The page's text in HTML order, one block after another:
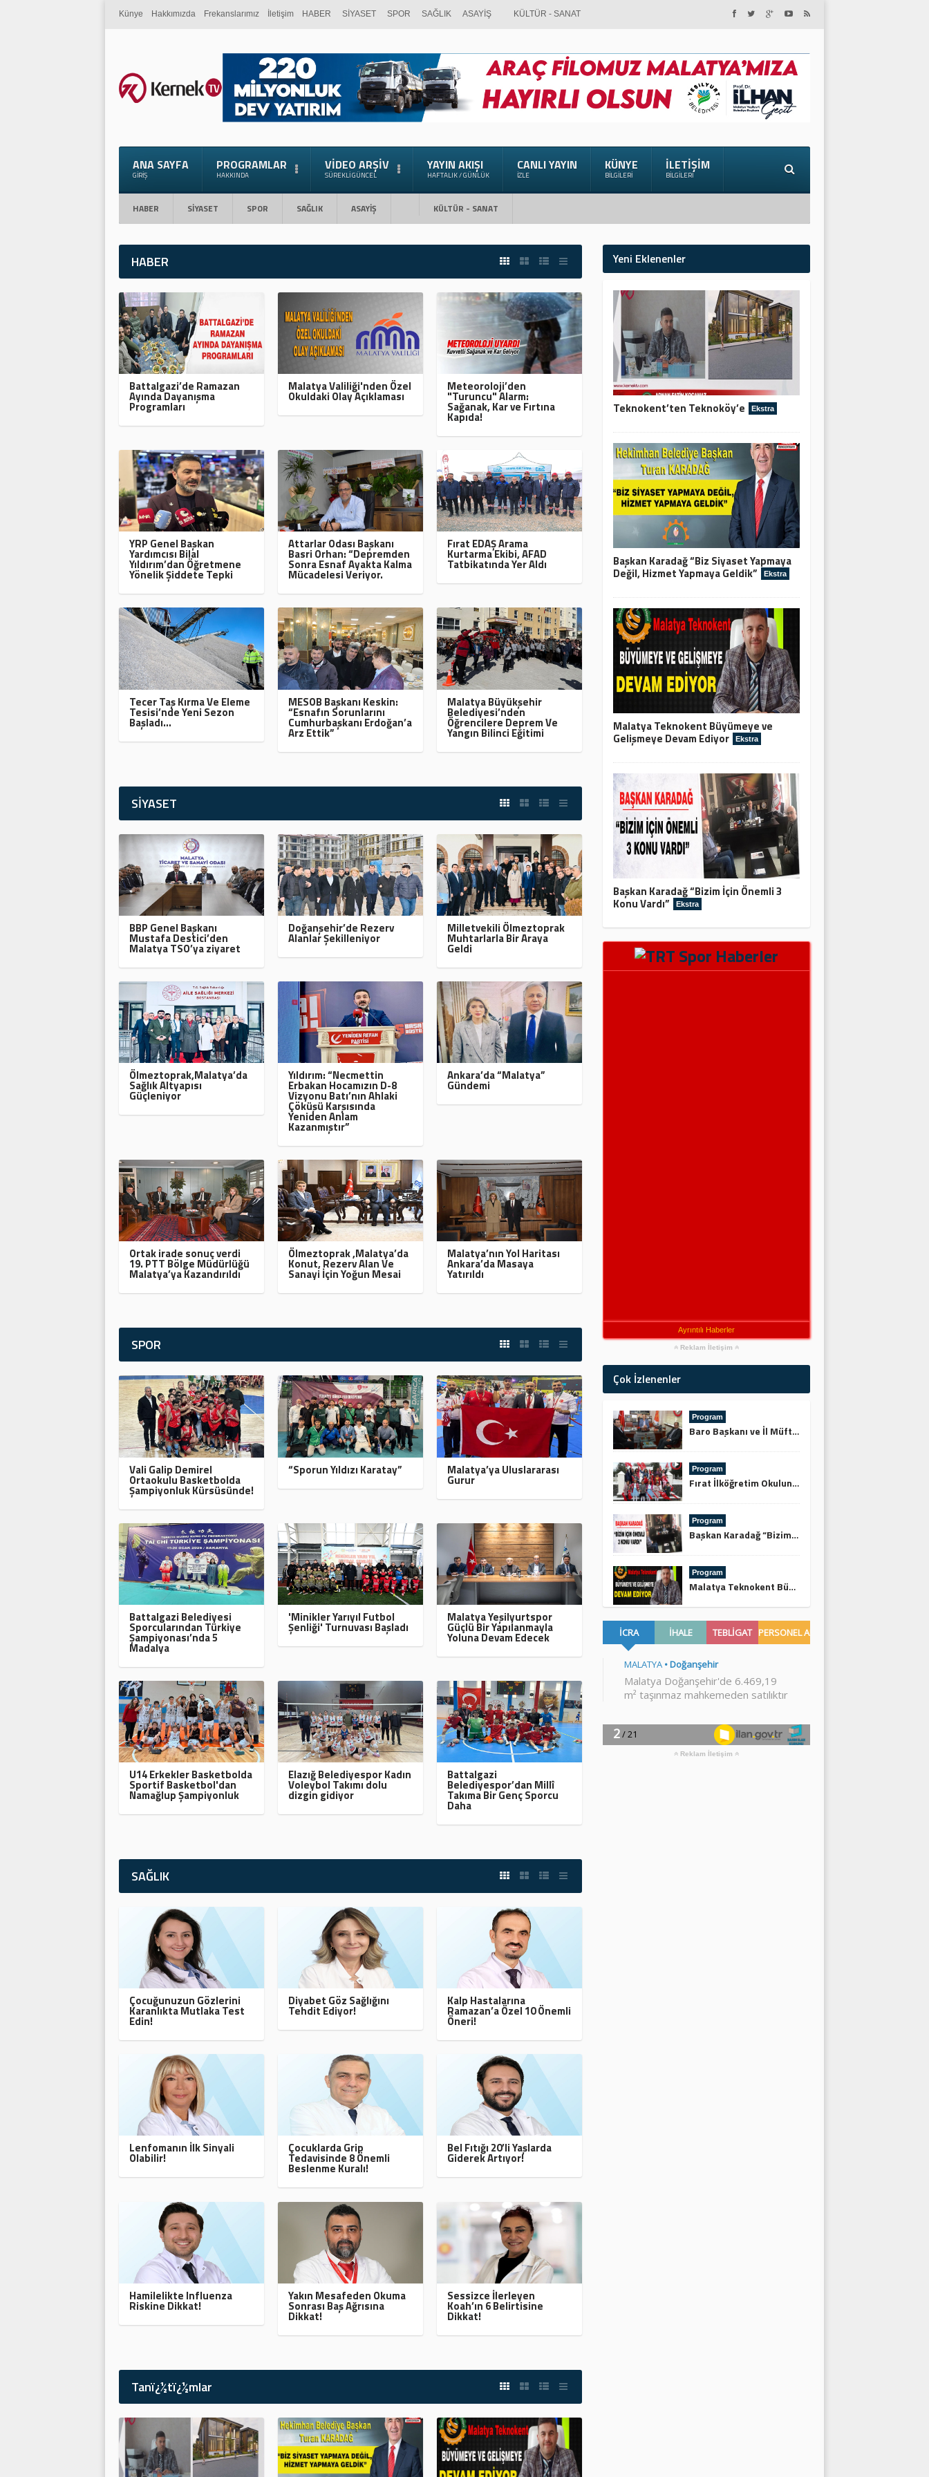
Künye Hakkımızda Frekanslarımız İletişim HABER SİYASET SPOR SAĞLIK ASAYİŞ KÜLTÜR - SANAT
ANA SAYFA
GIRIŞ
PROGRAMLAR
HAKKINDA
VIDEO ARŞIV
SÜREKLI GÜNCEL
YAYIN AKIŞI
HAFTALIK / GÜNLÜK
CANLI YAYIN
İZLE
KÜNYE
BILGILERI
İLETIŞIM
BILGILERI
HABER SİYASET SPOR SAĞLIK ASAYİŞ KÜLTÜR - SANAT
HABER
Battalgazi’de Ramazan
Ayında Dayanışma
Programları
Malatya Valiliği'nden Özel
Okuldaki Olay Açıklaması
Meteoroloji’den
"Turuncu" Alarm:
Sağanak, Kar ve Fırtına
Kapıda!
YRP Genel Başkan
Yardımcısı Bilal
Yıldırım’dan Öğretmene
Yönelik Şiddete Tepki
Attarlar Odası Başkanı
Basri Orhan: “Depremden
Sonra Esnaf Ayakta Kalma
Mücadelesi Veriyor.
Fırat EDAŞ Arama
Kurtarma Ekibi, AFAD
Tatbikatında Yer Aldı
Tecer Taş Kırma Ve Eleme
Tesisi’nde Yeni Sezon
Başladı…
MESOB Başkanı Keskin:
“Esnafın Sorunlarını
Cumhurbaşkanı Erdoğan’a
Arz Ettik”
Malatya Büyükşehir
Belediyesi’nden
Öğrencilere Deprem Ve
Yangın Bilinci Eğitimi
SİYASET
BBP Genel Başkanı
Mustafa Destici’den
Malatya TSO’ya ziyaret
Doğanşehir’de Rezerv
Alanlar Şekilleniyor
Milletvekili Ölmeztoprak
Muhtarlarla Bir Araya
Geldi
Ölmeztoprak,Malatya’da
Sağlık Altyapısı
Güçleniyor
Yıldırım: “Necmettin
Erbakan Hocamızın D-8
Vizyonu Batı’nın Ahlaki
Çöküşü Karşısında
Yeniden Anlam
Kazanmıştır”
Ankara’da “Malatya”
Gündemi
Ortak irade sonuç verdi
19. PTT Bölge Müdürlüğü
Malatya’ya Kazandırıldı
Ölmeztoprak ,Malatya’da
Konut, Rezerv Alan Ve
Sanayi İçin Yoğun Mesai
Malatya’nın Yol Haritası
Ankara’da Masaya
Yatırıldı
SPOR
Vali Galip Demirel
Ortaokulu Basketbolda
Şampiyonluk Kürsüsünde!
“Sporun Yıldızı Karatay” Malatya’ya Uluslararası
Gurur
Battalgazi Belediyesi
Sporcularından Türkiye
Şampiyonası’nda 5
Madalya
'Minikler Yarıyıl Futbol
Şenliği' Turnuvası Başladı
Malatya Yeşilyurtspor
Güçlü Bir Yapılanmayla
Yoluna Devam Edecek
U14 Erkekler Basketbolda
Sportif Basketbol'dan
Namağlup Şampiyonluk
Elazığ Belediyespor Kadın
Voleybol Takımı dolu
dizgin gidiyor
Battalgazi
Belediyespor’dan Millî
Takıma Bir Genç Sporcu
Daha
SAĞLIK
Çocuğunuzun Gözlerini
Karanlıkta Mutlaka Test
Edin!
Diyabet Göz Sağlığını
Tehdit Ediyor!
Kalp Hastalarına
Ramazan’a Özel 10 Önemli
Öneri!
Lenfomanın İlk Sinyali
Olabilir!
Çocuklarda Grip
Tedavisinde 8 Önemli
Beslenme Kuralı!
Bel Fıtığı 20’li Yaşlarda
Giderek Artıyor!
Hamilelikte Influenza
Riskine Dikkat!
Yakın Mesafeden Okuma
Sonrası Baş Ağrısına
Dikkat!
Sessizce İlerleyen
Koah’ın 6 Belirtisine
Dikkat!
Tanï¿½tï¿½mlar
Yeni Eklenenler
Teknokent’ten Teknoköy’e Ekstra
Başkan Karadağ “Biz Siyaset Yapmaya
Değil, Hizmet Yapmaya Geldik” Ekstra
Malatya Teknokent Büyümeye ve
Gelişmeye Devam Ediyor Ekstra
Başkan Karadağ “Bizim İçin Önemli 3
Konu Vardı” Ekstra
Ayrıntılı Haberler
Reklam İletişim
Çok İzlenenler
Program
Baro Başkanı ve İl Müftüsünden Keskin’e Ziyaret
Program
Fırat İlköğretim Okulundan Şehitliğe Ziyaret
Program
Başkan Karadağ “Bizim İçin Önemli 3 Konu Vardı”
Program
Malatya Teknokent Büyümeye ve Gelişmeye Devam Ediyor
Reklam İletişim